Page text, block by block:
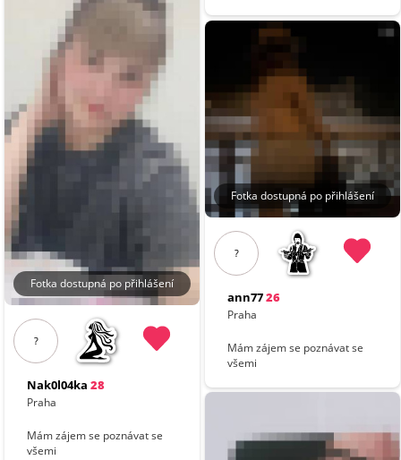
Fotka dostupná po přihlášení
?
Nak0l04ka 28
Praha
Mám zájem se poznávat se
všemi
Fotka dostupná po přihlášení
?
ann7726
Praha
Mám zájem se poznávat se
všemi